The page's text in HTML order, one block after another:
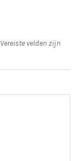
Vereiste velden zijn